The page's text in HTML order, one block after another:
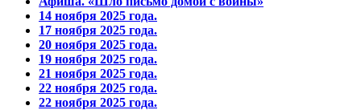
14 ноября 2025 года.
17 ноября 2025 года.
20 ноября 2025 года.
19 ноября 2025 года.
21 ноября 2025 года.
22 ноября 2025 года.
22 ноября 2025 года.